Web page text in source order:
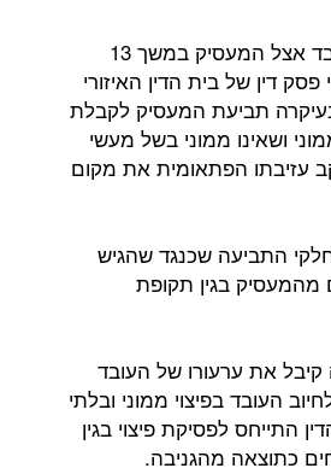
פרטי המקרה: העובד עבד אצל המעסיק במשך 13
דין של בית הדין האיזורי
תביעת המעסיק לקבלת
ושאינו ממוני בשל מעשי
עזיבתו הפתאומית את מקום
התביעה שכנגד שהגיש
מהמעסיק בגין תקופת
קיבל את ערעורו של העובד
העובד בפיצוי ממוני ובלתי
התייחס לפסיקת פיצוי בגין
כתוצאה מהגניבה.